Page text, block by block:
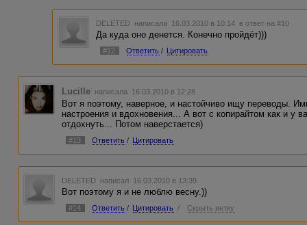
DELETED написала 16.03.2010 в 10:14 в ответ на #10
Да куда оно денется. Конечно пройдёт)))
#12 Ответить / Цитировать
Lucille написала 16.03.2010 в 12:28
Вот я поэтому, наверное, и настойчиво ищу переводы.
настроения и вдохновения... А вот с копирайтом как и у
отдохнуть... Потом наверстается)
#13 Ответить / Цитировать
DELETED написал 16.03.2010 в 13:39
Вот поэтому я и не люблю весну.))
#14 Ответить / Цитировать / Скрыть ветку